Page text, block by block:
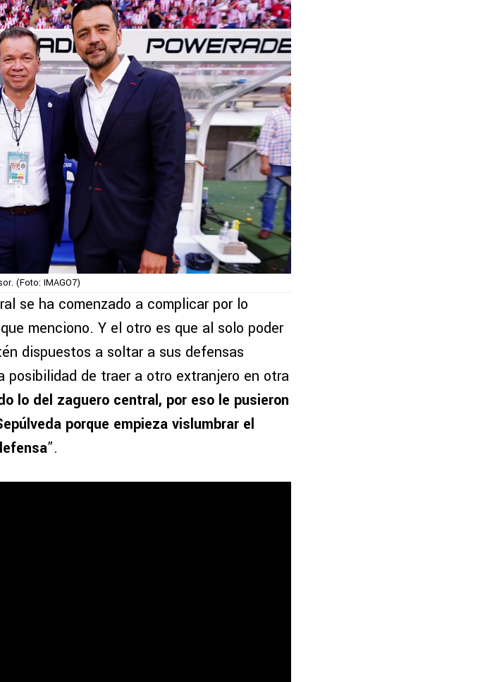
(Foto: IMAGO7)
se ha comenzado a complicar por lo
menciono. Y el otro es que al solo poder
dispuestos a soltar a sus defensas
posibilidad de traer a otro extranjero en otra
lo del zaguero central, por eso le pusieron
porque empieza vislumbrar el
”.